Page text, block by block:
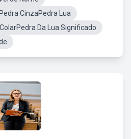
Pedra CinzaPedra Lua
ColarPedra Da Lua Significado